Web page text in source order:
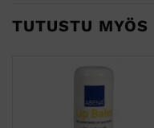
TUTUSTU MYÖS